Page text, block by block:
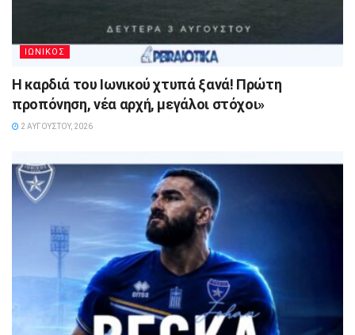
ΙΩΝΙΚΟΣ
Η καρδιά του Ιωνικού χτυπά ξανά! Πρώτη
προπόνηση, νέα αρχή, μεγάλοι στόχοι»
2 ΑΥΓΟΎΣΤΟΥ, 2026